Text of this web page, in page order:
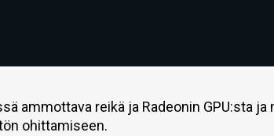
ammottava reikä ja Radeonin GPU:sta
ohittamiseen.